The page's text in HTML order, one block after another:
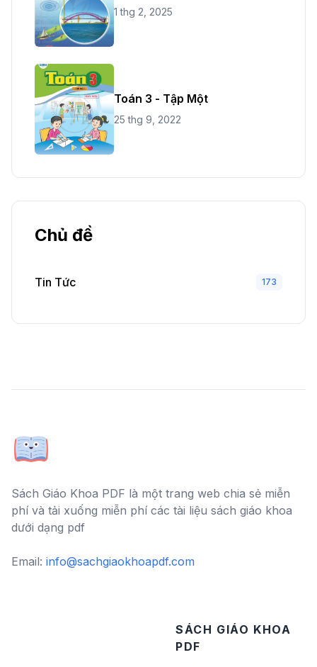
1 thg 2, 2025
Toán 3 - Tập Một
25 thg 9, 2022
Chủ đề
Tin Tức 173
Sách Giáo Khoa PDF là một trang web chia sẻ miễn
phí và tải xuống miễn phí các tài liệu sách giáo khoa
dưới dạng pdf
Email: info@sachgiaokhoapdf.com
SÁCH GIÁO KHOA
PDF